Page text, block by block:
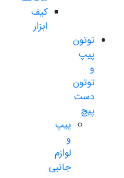
کیف
ابزار
توتون
پیپ
و
توتون
دست
پیچ
پیپ
و
لوازم
جانبی